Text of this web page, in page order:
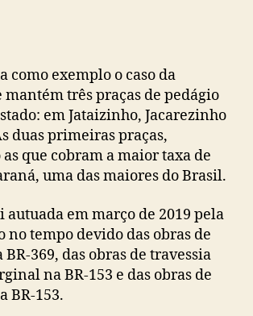
como exemplo o caso da
mantém três praças de pedágio
em Jataizinho, Jacarezinho
duas primeiras praças,
que cobram a maior taxa de
uma das maiores do Brasil.
autuada em março de 2019 pela
no tempo devido das obras de
369, das obras de travessia
na BR-153 e das obras de
BR-153.